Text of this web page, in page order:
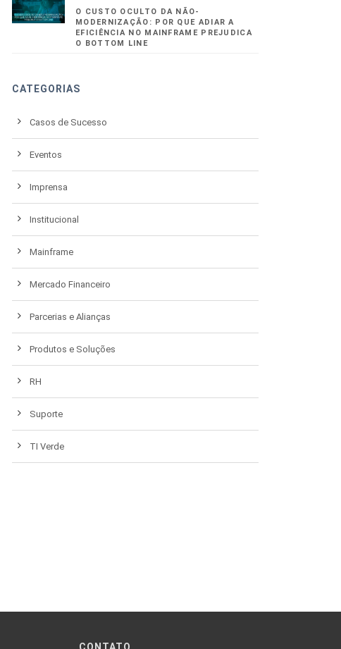
O CUSTO OCULTO DA NÃO-
MODERNIZAÇÃO: POR QUE ADIAR A
EFICIÊNCIA NO MAINFRAME PREJUDICA
O BOTTOM LINE
CATEGORIAS
Casos de Sucesso
Eventos
Imprensa
Institucional
Mainframe
Mercado Financeiro
Parcerias e Alianças
Produtos e Soluções
RH
Suporte
TI Verde